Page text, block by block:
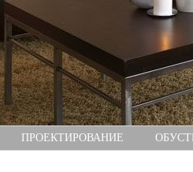
ПРОЕКТИРОВАНИЕ